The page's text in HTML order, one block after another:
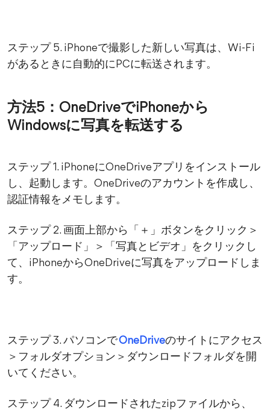
ステップ 5. iPhoneで撮影した新しい写真は、Wi-Fi
があるときに自動的にPCに転送されます。
方法5：OneDriveでiPhoneから
Windowsに写真を転送する
ステップ 1. iPhoneにOneDriveアプリをインストール
し、起動します。OneDriveのアカウントを作成し、
認証情報をメモします。
ステップ 2. 画面上部から「＋」ボタンをクリック＞
「アップロード」＞「写真とビデオ」をクリックし
て、iPhoneからOneDriveに写真をアップロードしま
す。
ステップ 3. パソコンでOneDriveのサイトにアクセス
＞フォルダオプション＞ダウンロードフォルダを開
いてください。
ステップ 4. ダウンロードされたzipファイルから、